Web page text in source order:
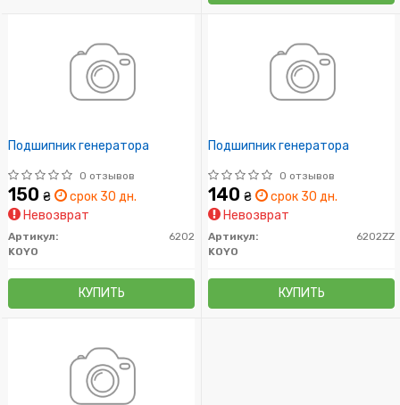
Подшипник генератора
0 отзывов
150 ₴
срок 30 дн.
Невозврат
Артикул:
6202
KOYO
КУПИТЬ
Подшипник генератора
0 отзывов
140 ₴
срок 30 дн.
Невозврат
Артикул:
6202ZZ
KOYO
КУПИТЬ